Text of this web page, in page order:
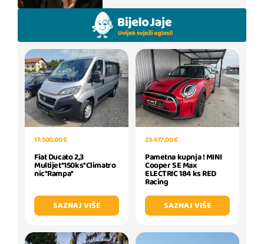
17.500,00 €
Fiat Ducato 2,3
Multijet*150ks*Climatro
nic*Rampa*
SAZNAJ VIŠE
23.477,00 €
Pametna kupnja ! MINI
Cooper SE Max
ELECTRIC 184 ks RED
Racing
SAZNAJ VIŠE